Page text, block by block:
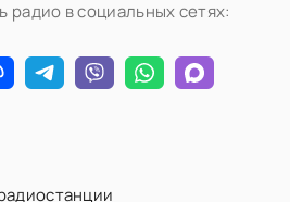
в социальных сетях: